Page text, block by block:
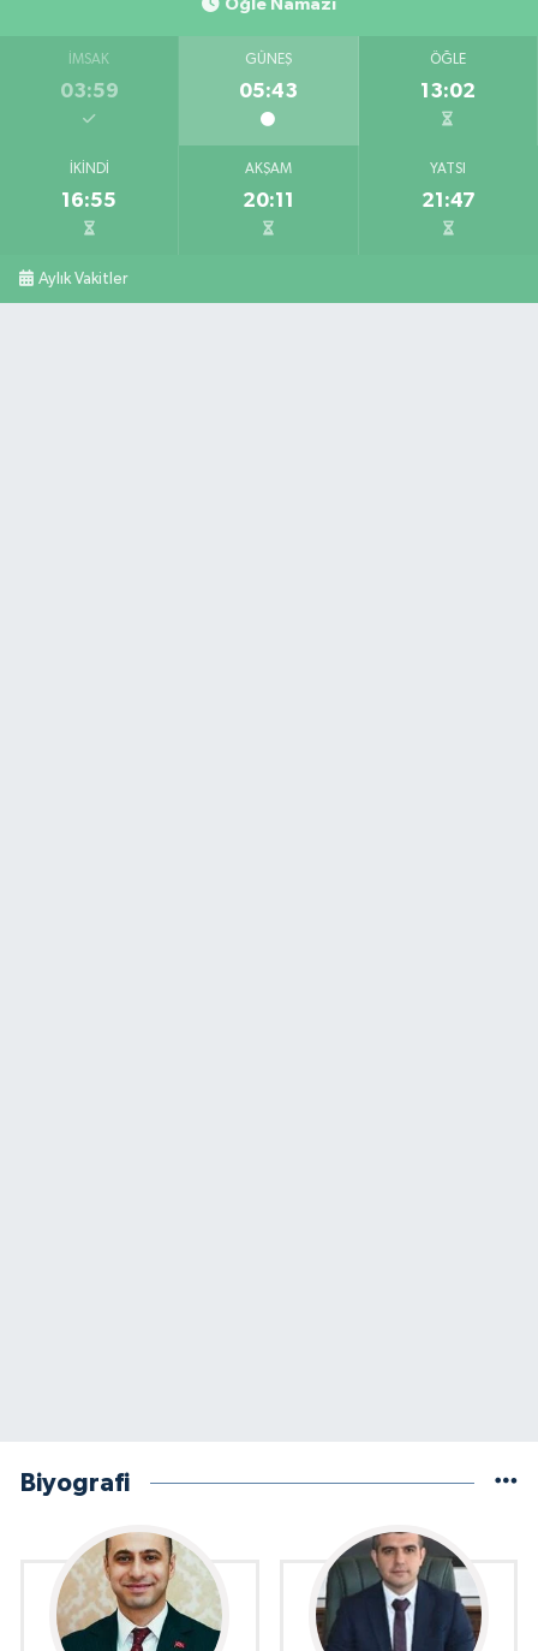
Öğle Namazı
İMSAK
03:59
GÜNEŞ
05:43
ÖĞLE
13:02
İKINDI
16:55
AKŞAM
20:11
YATSI
21:47
Aylık Vakitler
Biyografi